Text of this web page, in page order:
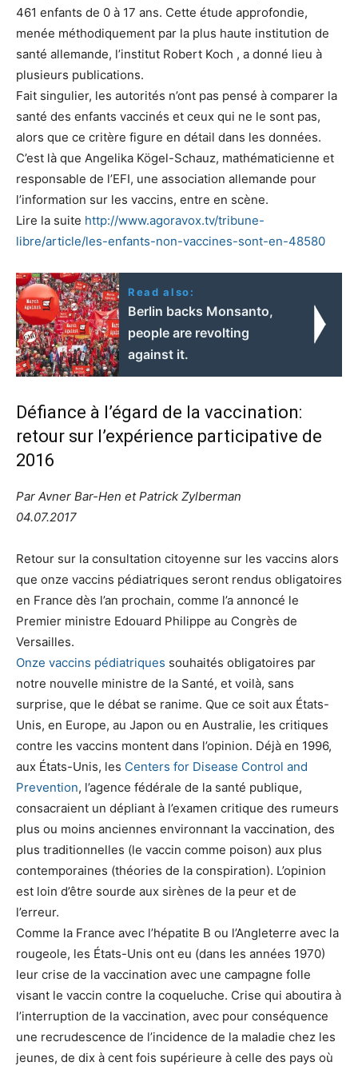
461 enfants de 0 à 17 ans. Cette étude approfondie,
menée méthodiquement par la plus haute institution de
santé allemande, l’institut Robert Koch , a donné lieu à
plusieurs publications.
Fait singulier, les autorités n’ont pas pensé à comparer la
santé des enfants vaccinés et ceux qui ne le sont pas,
alors que ce critère figure en détail dans les données.
C’est là que Angelika Kögel-Schauz, mathématicienne et
responsable de l’EFI, une association allemande pour
l’information sur les vaccins, entre en scène.
Lire la suite http://www.agoravox.tv/tribune-
libre/article/les-enfants-non-vaccines-sont-en-48580
Read also:
Berlin backs Monsanto,
people are revolting
against it.
Défiance à l’égard de la vaccination:
retour sur l’expérience participative de
2016
Par Avner Bar-Hen et Patrick Zylberman
04.07.2017
Retour sur la consultation citoyenne sur les vaccins alors
que onze vaccins pédiatriques seront rendus obligatoires
en France dès l’an prochain, comme l’a annoncé le
Premier ministre Edouard Philippe au Congrès de
Versailles.
Onze vaccins pédiatriques souhaités obligatoires par
notre nouvelle ministre de la Santé, et voilà, sans
surprise, que le débat se ranime. Que ce soit aux États-
Unis, en Europe, au Japon ou en Australie, les critiques
contre les vaccins montent dans l’opinion. Déjà en 1996,
aux États-Unis, les Centers for Disease Control and
Prevention, l’agence fédérale de la santé publique,
consacraient un dépliant à l’examen critique des rumeurs
plus ou moins anciennes environnant la vaccination, des
plus traditionnelles (le vaccin comme poison) aux plus
contemporaines (théories de la conspiration). L’opinion
est loin d’être sourde aux sirènes de la peur et de
l’erreur.
Comme la France avec l’hépatite B ou l’Angleterre avec la
rougeole, les États-Unis ont eu (dans les années 1970)
leur crise de la vaccination avec une campagne folle
visant le vaccin contre la coqueluche. Crise qui aboutira à
l’interruption de la vaccination, avec pour conséquence
une recrudescence de l’incidence de la maladie chez les
jeunes, de dix à cent fois supérieure à celle des pays où